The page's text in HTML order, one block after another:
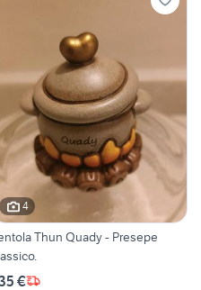
4
Thun Quady - Presepe
€